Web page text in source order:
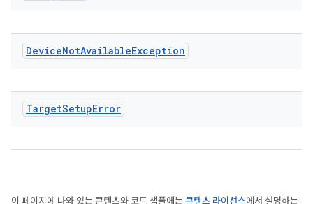
DeviceNotAvailableException
TargetSetupError
이 페이지에 나와 있는 콘텐츠와 코드 샘플에는 콘텐츠 라이선스에서 설명하는